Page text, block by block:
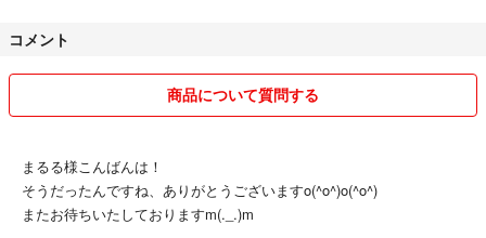
コメント
商品について質問する
まるる様こんばんは！
そうだったんですね、ありがとうございますo(^o^)o(^o^)
またお待ちいたしておりますm(._.)m